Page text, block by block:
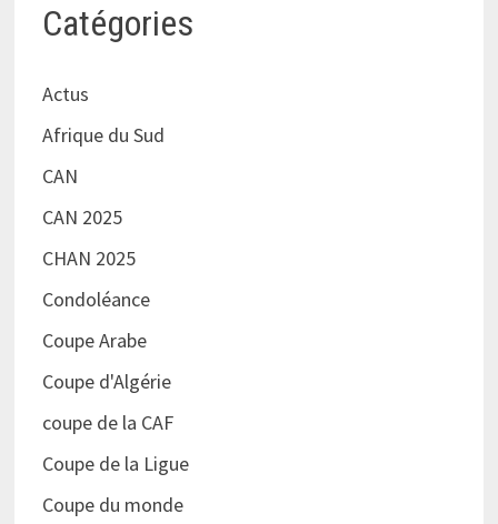
Catégories
Actus
Afrique du Sud
CAN
CAN 2025
CHAN 2025
Condoléance
Coupe Arabe
Coupe d'Algérie
coupe de la CAF
Coupe de la Ligue
Coupe du monde